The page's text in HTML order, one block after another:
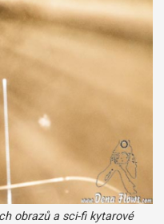
obrazů a sci-fi kytarové